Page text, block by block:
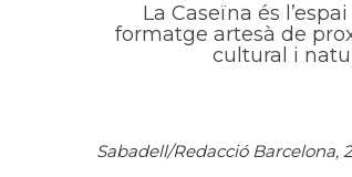
La Caseïna és
formatge artesà de
cultural i
Sabadell/Redacció Barcelona,